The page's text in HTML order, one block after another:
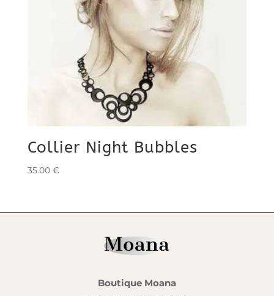
Collier Night Bubbles
35.00 €
Boutique Moana